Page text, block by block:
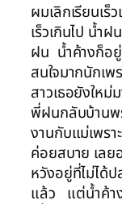
ผมเลิกเรียนเ
เร็วเกินไป น้ำ
ฝน น้ำค้างก็อยู่
สนใจมากนักเ
สาวเธอยังให
พี่ฝนกลับบ้านพ
งานกับแม่เพร
ค่อยสบาย เล
หวังอยู่ที่ไม่ได้
แล้ว แต่น้ำค้า